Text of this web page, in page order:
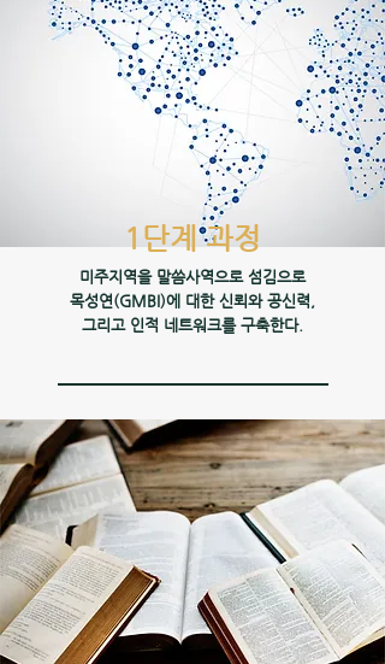
1단계 과정
미주지역을 말씀사역으로 섬김으로
목성연(GMBI)에 대한 신뢰와 공신력,
그리고 인적 네트워크를 구축한다.